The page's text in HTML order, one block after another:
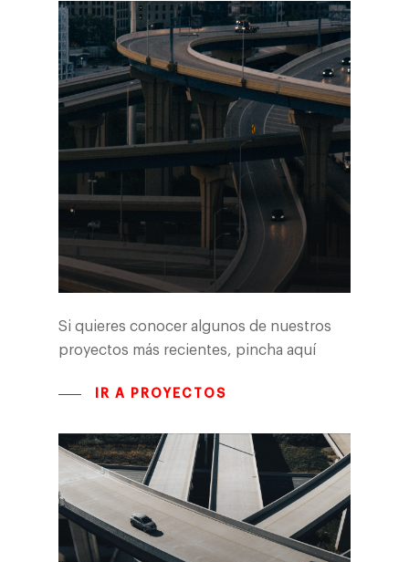
Si quieres conocer algunos de nuestros
proyectos más recientes, pincha aquí
IR A PROYECTOS